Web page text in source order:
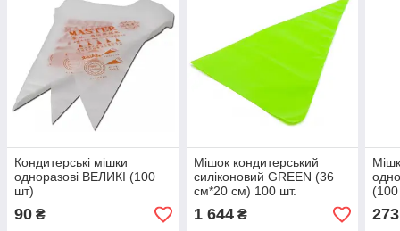
Кондитерські мішки
одноразові ВЕЛИКІ (100
шт)
90 ₴
Мішок кондитерський
силіконовий GREEN (36
см*20 см) 100 шт.
1 644₴ 273